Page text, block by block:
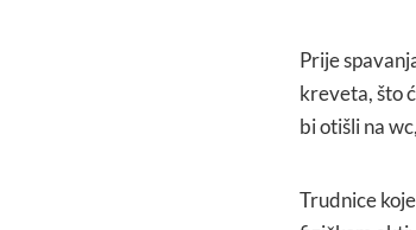
Prije
kreveta, što
bi otišli na
Trudnice